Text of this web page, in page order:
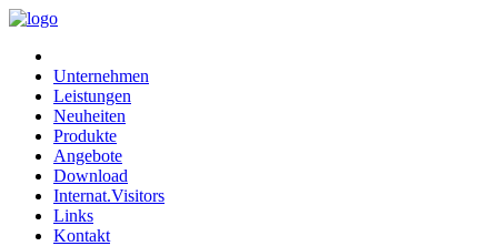
Unternehmen
Leistungen
Neuheiten
Produkte
Angebote
Download
Internat.Visitors
Links
Kontakt